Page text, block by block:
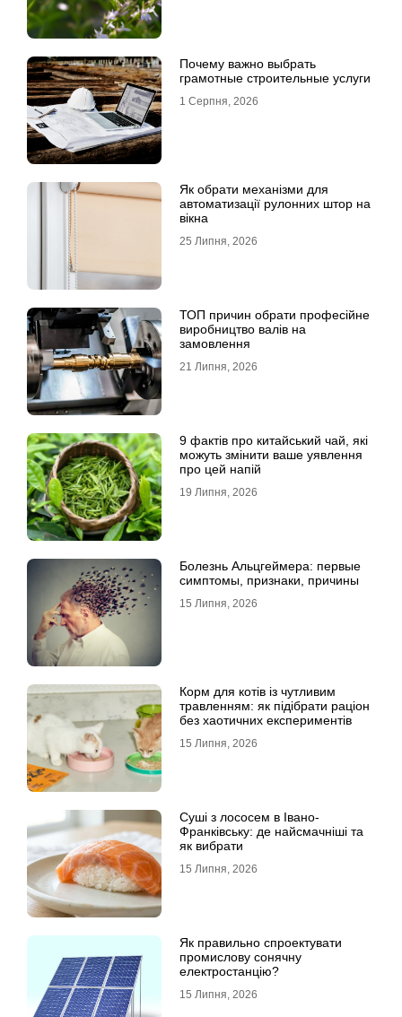
Почему важно выбрать
грамотные строительные услуги
1 Серпня, 2026
Як обрати механізми для
автоматизації рулонних штор на
вікна
25 Липня, 2026
ТОП причин обрати професійне
виробництво валів на
замовлення
21 Липня, 2026
9 фактів про китайський чай, які
можуть змінити ваше уявлення
про цей напій
19 Липня, 2026
Болезнь Альцгеймера: первые
симптомы, признаки, причины
15 Липня, 2026
Корм для котів із чутливим
травленням: як підібрати раціон
без хаотичних експериментів
15 Липня, 2026
Суші з лососем в Івано-
Франківську: де найсмачніші та
як вибрати
15 Липня, 2026
Як правильно спроектувати
промислову сонячну
електростанцію?
15 Липня, 2026